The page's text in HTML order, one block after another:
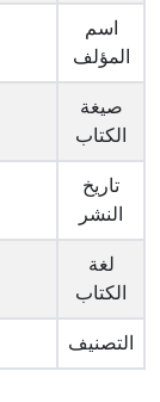
اسم
المؤلف
صيغة
الكتاب
تاريخ
النشر
لغة
الكتاب
التصنيف